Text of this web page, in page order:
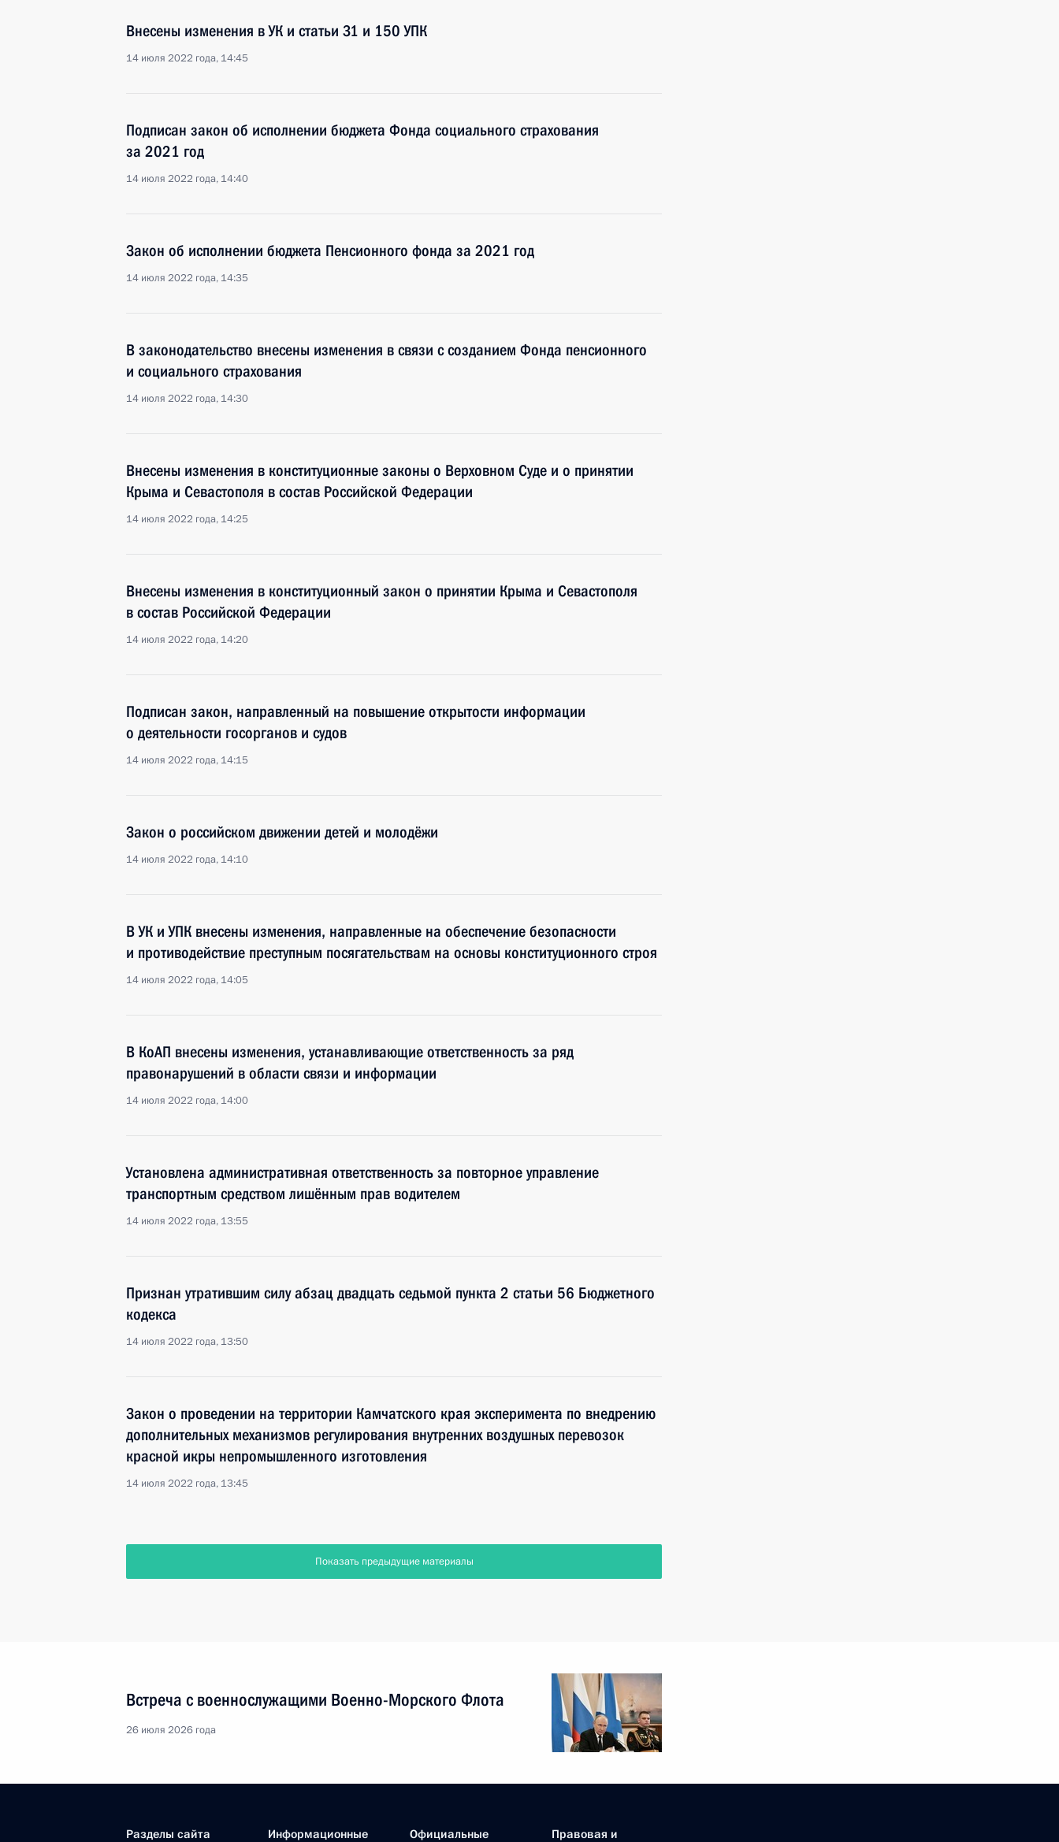
Внесены изменения в УК и статьи 31 и 150 УПК
14 июля 2022 года, 14:45
Подписан закон об исполнении бюджета Фонда социального страхования
за 2021 год
14 июля 2022 года, 14:40
Закон об исполнении бюджета Пенсионного фонда за 2021 год
14 июля 2022 года, 14:35
В законодательство внесены изменения в связи с созданием Фонда пенсионного
и социального страхования
14 июля 2022 года, 14:30
Внесены изменения в конституционные законы о Верховном Суде и о принятии
Крыма и Севастополя в состав Российской Федерации
14 июля 2022 года, 14:25
Внесены изменения в конституционный закон о принятии Крыма и Севастополя
в состав Российской Федерации
14 июля 2022 года, 14:20
Подписан закон, направленный на повышение открытости информации
о деятельности госорганов и судов
14 июля 2022 года, 14:15
Закон о российском движении детей и молодёжи
14 июля 2022 года, 14:10
В УК и УПК внесены изменения, направленные на обеспечение безопасности
и противодействие преступным посягательствам на основы конституционного строя
14 июля 2022 года, 14:05
В КоАП внесены изменения, устанавливающие ответственность за ряд
правонарушений в области связи и информации
14 июля 2022 года, 14:00
Установлена административная ответственность за повторное управление
транспортным средством лишённым прав водителем
14 июля 2022 года, 13:55
Признан утратившим силу абзац двадцать седьмой пункта 2 статьи 56 Бюджетного
кодекса
14 июля 2022 года, 13:50
Закон о проведении на территории Камчатского края эксперимента по внедрению
дополнительных механизмов регулирования внутренних воздушных перевозок
красной икры непромышленного изготовления
14 июля 2022 года, 13:45
Показать предыдущие материалы
Встреча с военнослужащими Военно-Морского Флота
26 июля 2026 года
Разделы сайта Информационные Официальные Правовая и